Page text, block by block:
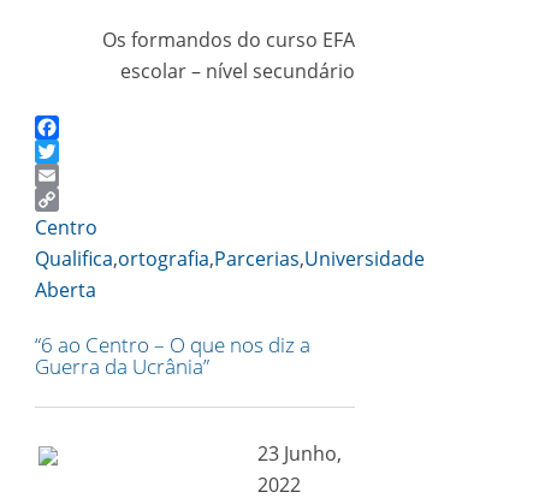
Os formandos do curso EFA
escolar – nível secundário
Facebook
Twitter
Email
Copy
Link
Centro
Qualifica,ortografia,Parcerias,Universidade
Aberta
“6 ao Centro – O que nos diz a
Guerra da Ucrânia”
23 Junho,
2022